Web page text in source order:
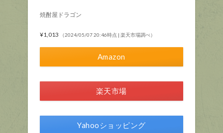
焼酎屋ドラゴン
¥1,013 （2024/05/07 20:46時点 | 楽天市場調べ）
Amazon
楽天市場
Yahooショッピング